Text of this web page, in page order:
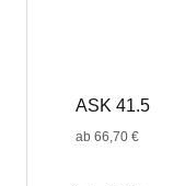
ASK 41.5
ab 66,70 €